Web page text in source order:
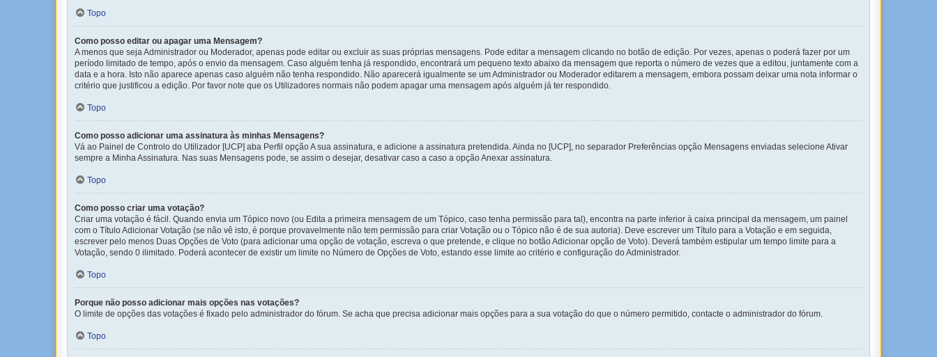
Topo
Como posso editar ou apagar uma Mensagem?
A menos que seja Administrador ou Moderador, apenas pode editar ou excluir as suas próprias mensagens. Pode editar a mensagem clicando no botão de edição. Por vezes, apenas o poderá fazer por um
período limitado de tempo, após o envio da mensagem. Caso alguém tenha já respondido, encontrará um pequeno texto abaixo da mensagem que reporta o número de vezes que a editou, juntamente com a
data e a hora. Isto não aparece apenas caso alguém não tenha respondido. Não aparecerá igualmente se um Administrador ou Moderador editarem a mensagem, embora possam deixar uma nota informar o
critério que justificou a edição. Por favor note que os Utilizadores normais não podem apagar uma mensagem após alguém já ter respondido.
Topo
Como posso adicionar uma assinatura às minhas Mensagens?
Vá ao Painel de Controlo do Utilizador [UCP] aba Perfil opção A sua assinatura, e adicione a assinatura pretendida. Ainda no [UCP], no separador Preferências opção Mensagens enviadas selecione Ativar
sempre a Minha Assinatura. Nas suas Mensagens pode, se assim o desejar, desativar caso a caso a opção Anexar assinatura.
Topo
Como posso criar uma votação?
Criar uma votação é fácil. Quando envia um Tópico novo (ou Edita a primeira mensagem de um Tópico, caso tenha permissão para tal), encontra na parte inferior à caixa principal da mensagem, um painel
com o Título Adicionar Votação (se não vê isto, é porque provavelmente não tem permissão para criar Votação ou o Tópico não é de sua autoria). Deve escrever um Título para a Votação e em seguida,
escrever pelo menos Duas Opções de Voto (para adicionar uma opção de votação, escreva o que pretende, e clique no botão Adicionar opção de Voto). Deverá também estipular um tempo limite para a
Votação, sendo 0 ilimitado. Poderá acontecer de existir um limite no Número de Opções de Voto, estando esse limite ao critério e configuração do Administrador.
Topo
Porque não posso adicionar mais opções nas votações?
O limite de opções das votações é fixado pelo administrador do fórum. Se acha que precisa adicionar mais opções para a sua votação do que o número permitido, contacte o administrador do fórum.
Topo